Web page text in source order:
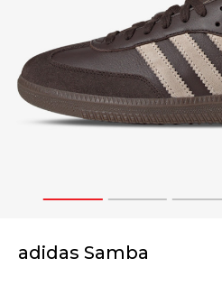
1 2 3
adidas Samba